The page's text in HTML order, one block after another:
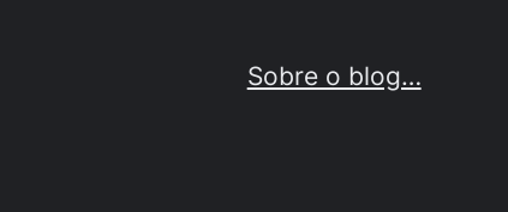
Sobre o blog…